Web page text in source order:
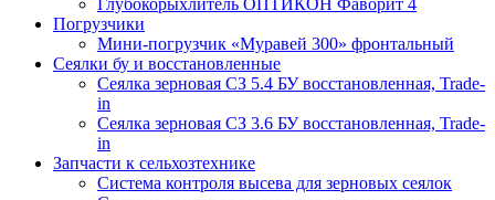
Глубокорыхлитель ОПТИКОН Фаворит 4
Погрузчики
Мини-погрузчик «Муравей 300» фронтальный
Сеялки бу и восстановленные
Сеялка зерновая СЗ 5.4 БУ восстановленная, Trade-
in
Сеялка зерновая СЗ 3.6 БУ восстановленная, Trade-
in
Запчасти к сельхозтехнике
Система контроля высева для зерновых сеялок